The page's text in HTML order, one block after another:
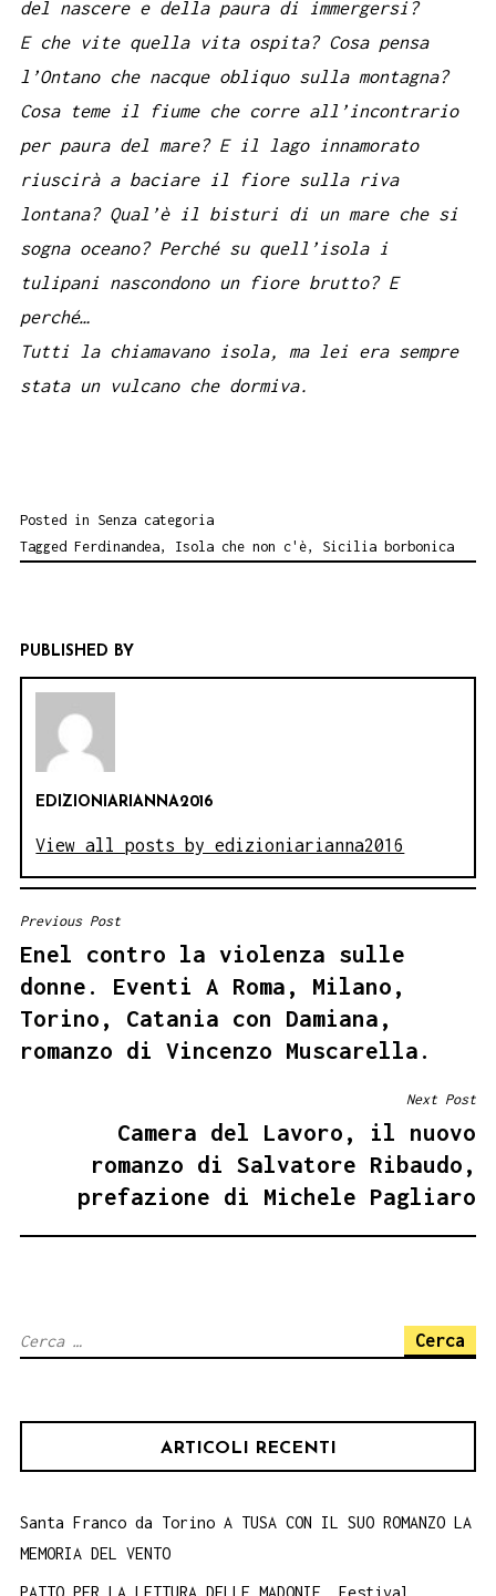
del nascere e della paura di immergersi?
E che vite quella vita ospita? Cosa pensa
l’Ontano che nacque obliquo sulla montagna?
Cosa teme il fiume che corre all’incontrario
per paura del mare? E il lago innamorato
riuscirà a baciare il fiore sulla riva
lontana? Qual’è il bisturi di un mare che si
sogna oceano? Perché su quell’isola i
tulipani nascondono un fiore brutto? E
perché…
Tutti la chiamavano isola, ma lei era sempre
stata un vulcano che dormiva.
Posted in Senza categoria
Tagged Ferdinandea, Isola che non c'è, Sicilia borbonica
PUBLISHED BY
EDIZIONIARIANNA2016
View all posts by edizioniarianna2016
NAVIGAZIONE
ARTICOLI
Previous Post
Enel contro la violenza sulle
donne. Eventi A Roma, Milano,
Torino, Catania con Damiana,
romanzo di Vincenzo Muscarella.
Next Post
Camera del Lavoro, il nuovo
romanzo di Salvatore Ribaudo,
prefazione di Michele Pagliaro
Ricerca
ARTICOLI RECENTI
Santa Franco da Torino A TUSA CON IL SUO ROMANZO LA
MEMORIA DEL VENTO